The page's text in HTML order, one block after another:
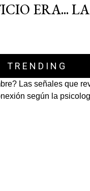
ERA... LA
TRENDING